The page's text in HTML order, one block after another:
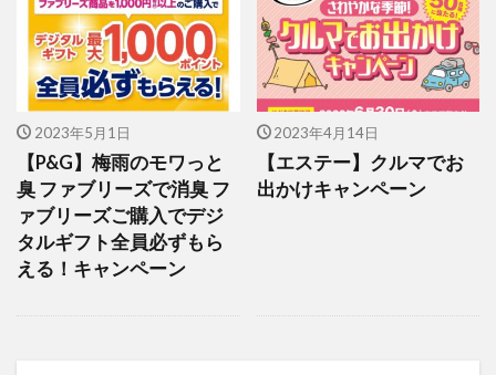
2023年5月1日
【P&G】梅雨のモワっと
臭 ファブリーズで消臭 フ
ァブリーズご購入でデジ
タルギフト全員必ずもら
える！キャンペーン
2023年4月14日
【エステー】クルマでお
出かけキャンペーン